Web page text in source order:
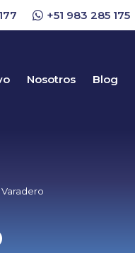
+51 983 285 175
Nosotros Blog
Varadero